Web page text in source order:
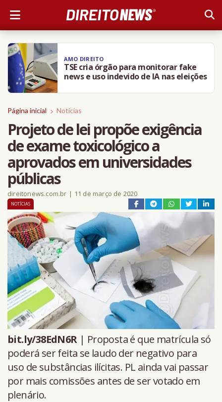
AMO DIREITO
TSE cria órgão para monitorar fake
news e uso indevido de IA nas eleições
Página inicial Notícias
Projeto de lei propõe exigência
de exame toxicológico a
aprovados em universidades
públicas
direitonews.com.br | 11 de março de 2020
NOTÍCIAS
bit.ly/38EdN6R| Proposta é que matrícula só
poderá ser feita se laudo der negativo para
uso de substâncias ilícitas. PL ainda vai passar
por mais comissões antes de ser votado em
plenário.